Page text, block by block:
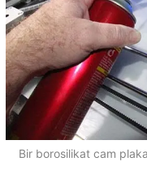
Bir borosilikat cam